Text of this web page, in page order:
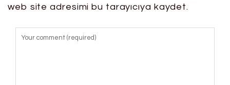
web site adresimi bu tarayıcıya kaydet.